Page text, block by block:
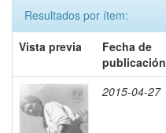
Resultados por ítem:
Vista previa
Fecha de
publicación
2015-04-27